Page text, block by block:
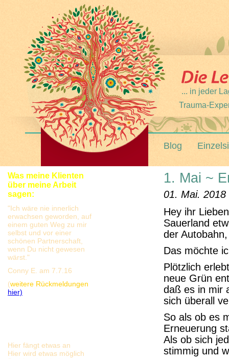
... in jeder
Trauma-
Blog
Was meine Klienten
über meine Arbeit
sagen:
"Ich wäre nie innerlich
erwachsen geworden, auf
einem guten Weg zu mir
selbst und vor einer
schönen Partnerschaft,
wenn Du nicht gewesen
wärst."
Conny E. am 7.7.16
(weitere Rückmeldungen
hier)
Hier fängt etwas an
Hier wird etwas möglich
1. Mai ~
01. Mai. 2018
Hey ihr
Sauerland
der
Das möchte
Plötzlich
neue Grün
daß es in mir
sich überall
So als ob es
Erneuerung
Als ob sich
stimmig und